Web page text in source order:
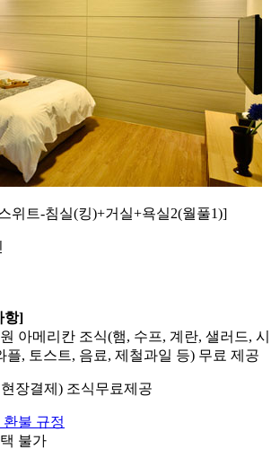
위트-침실(킹)+거실+욕실2(월풀1)]
항]
아메리칸 조식(햄, 수프, 계란, 샐러드, 시
플, 토스트, 음료, 제철과일 등) 무료 제공
장결제) 조식무료제공
불 규정
불가